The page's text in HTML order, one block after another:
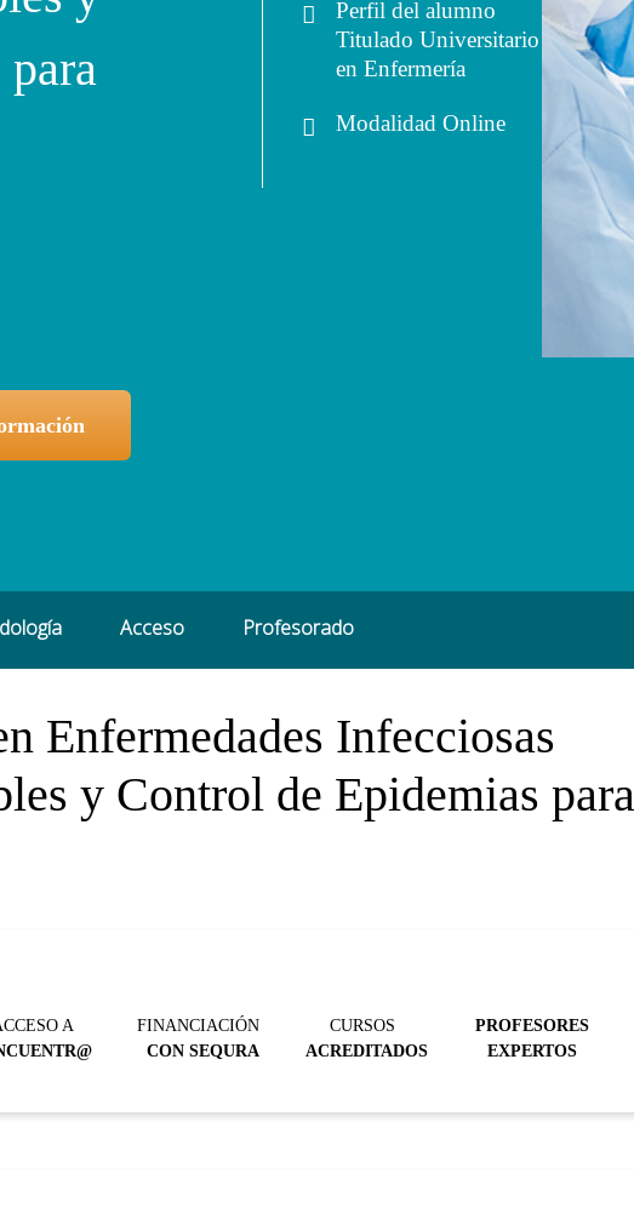
Perfil del alumno
Titulado Universitario
en Enfermería
Modalidad Online
Acceso Profesorado
Enfermedades Infecciosas
y Control de Epidemias para
A
FINANCIACIÓN
CON SEQURA
CURSOS
ACREDITADOS
PROFESORES
EXPERTOS